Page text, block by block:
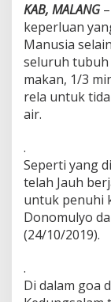
KAB, MALANG–
keperluan
Manusia
seluruh
makan, 1/3
rela untuk
air.
.
Seperti yang
telah Jauh
untuk penuhi
Donomulyo
(24/10/2019).
.
Di dalam goa